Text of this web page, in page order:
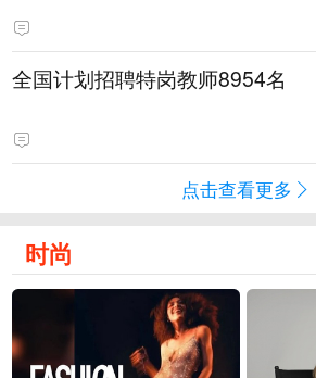
全国计划招聘特岗教师8954名
点击查看更多
时尚